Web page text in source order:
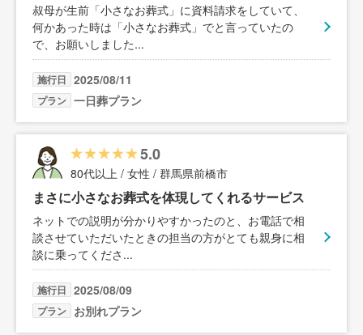
叔母が生前「小さなお葬式」に資料請求をしていて、
何かあった時は「小さなお葬式」でと言っていたの
で、お願いしました...
施行日 2025/08/11
プラン 一日葬プラン
5.0
80代以上 / 女性 / 群馬県前橋市
まさに小さなお葬式を体現してくれるサービス
ネットでの説明が分かりやすかったのと、お電話で相
談させていただいたときの担当の方がとても親身に相
談に乗ってくださ ...
施行日 2025/08/09
プラン お別れプラン